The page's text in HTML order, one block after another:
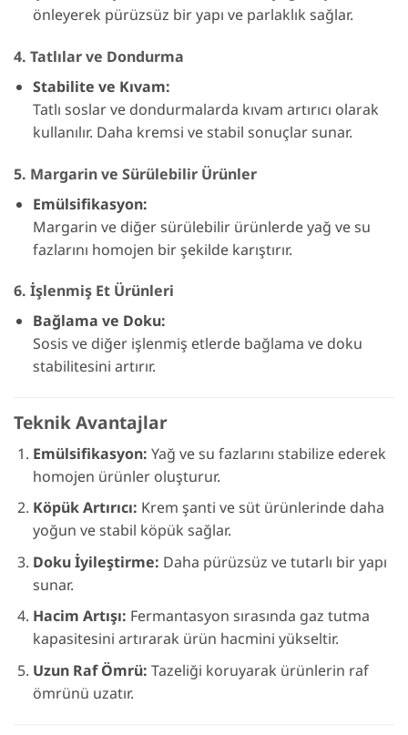
önleyerek pürüzsüz bir yapı ve parlaklık sağlar.
4. Tatlılar ve Dondurma
Stabilite ve Kıvam:
Tatlı soslar ve dondurmalarda kıvam artırıcı olarak
kullanılır. Daha kremsi ve stabil sonuçlar sunar.
5. Margarin ve Sürülebilir Ürünler
Emülsifikasyon:
Margarin ve diğer sürülebilir ürünlerde yağ ve su
fazlarını homojen bir şekilde karıştırır.
6. İşlenmiş Et Ürünleri
Bağlama ve Doku:
Sosis ve diğer işlenmiş etlerde bağlama ve doku
stabilitesini artırır.
Teknik Avantajlar
Emülsifikasyon: Yağ ve su fazlarını stabilize ederek
homojen ürünler oluşturur.
Köpük Artırıcı: Krem şanti ve süt ürünlerinde daha
yoğun ve stabil köpük sağlar.
Doku İyileştirme: Daha pürüzsüz ve tutarlı bir yapı
sunar.
Hacim Artışı: Fermantasyon sırasında gaz tutma
kapasitesini artırarak ürün hacmini yükseltir.
Uzun Raf Ömrü: Tazeliği koruyarak ürünlerin raf
ömrünü uzatır.